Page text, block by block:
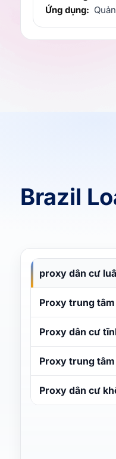
Ứng dụng:
Brazil
proxy dân cư
Proxy trung
Proxy dân cư
Proxy trung
Proxy dân cư